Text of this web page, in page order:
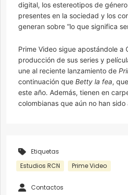
digital, los estereotipos de
presentes en la sociedad y los
generan sobre “lo que significa
Prime Video sigue apostándole a
producción de sus series y
une al reciente lanzamiento de
continuación que Betty la fea,
este año. Además, tienen en
colombianas que aún no han sido
Etiquetas
Estudios RCN
Prime Video
Contactos